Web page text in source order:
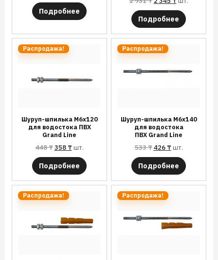
Подробнее
Подробнее
Распродажа!
Шуруп-шпилька М6х120
для водостока ПВХ
Grand Line
448₸358 ₸шт.
Подробнее
Распродажа!
Шуруп-шпилька М6х140
для водостока
ПВХ Grand Line
533₸426 ₸шт.
Подробнее
Распродажа! Распродажа!